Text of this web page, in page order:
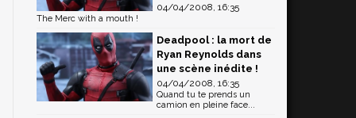
04/04/2008, 16:35
The Merc with a mouth !
Deadpool : la mort de
Ryan Reynolds dans
une scène inédite !
04/04/2008, 16:35
Quand tu te prends un
camion en pleine face...